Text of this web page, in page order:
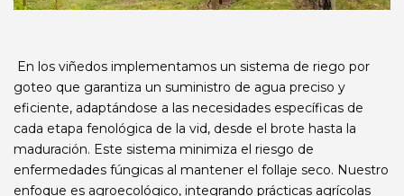
En los viñedos implementamos un sistema de riego por
goteo que garantiza un suministro de agua preciso y
eficiente, adaptándose a las necesidades específicas de
cada etapa fenológica de la vid, desde el brote hasta la
maduración. Este sistema minimiza el riesgo de
enfermedades fúngicas al mantener el follaje seco. Nuestro
enfoque es agroecológico, integrando prácticas agrícolas